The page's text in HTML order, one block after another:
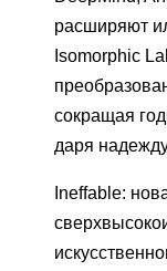
расширяют
Isomorphic
сокращая
даря
Ineffable: